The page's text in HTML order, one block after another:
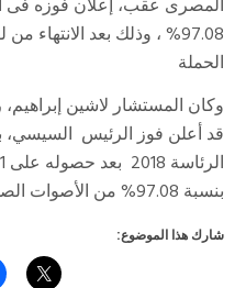
المصرى عقب، إعلان فوزه فى
97.08% ، وذلك بعد الانتهاء من
الحملة
وكان المستشار لاشين إبراهيم،
قد أعلن فوز الرئيس السيسي،
بنسبة 97.08% من الأصوات الصحيحة.
شارك هذا الموضوع: